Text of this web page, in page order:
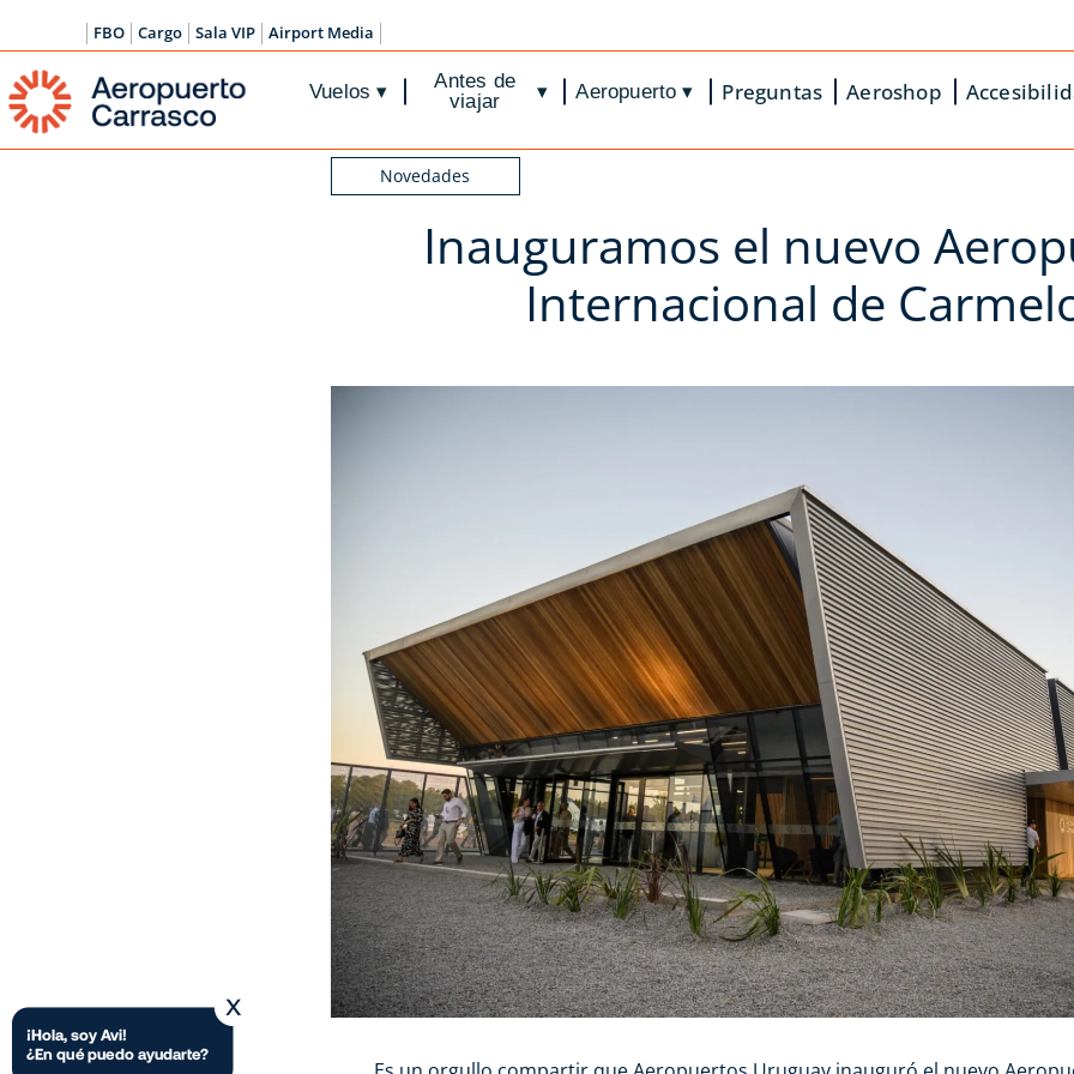
FBO Cargo Sala VIP Airport Media
Vuelos ▾
Antes de
viajar
▾ Aeropuerto ▾ Preguntas Aeroshop
Novedades
Inauguramos el nuevo
Internacional de